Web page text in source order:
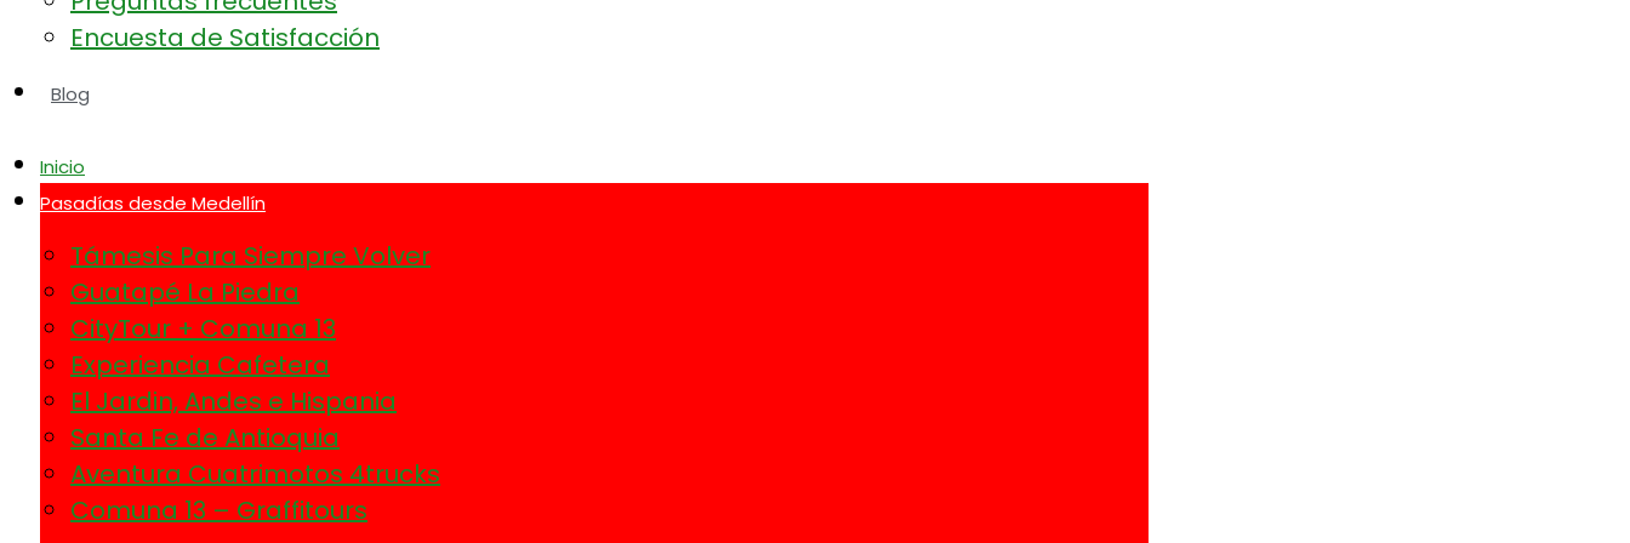
Encuesta de Satisfacción
Blog
Inicio
Pasadías desde Medellín
Támesis Para Siempre Volver
Guatapé La Piedra
CityTour + Comuna 13
Experiencia Cafetera
El Jardin, Andes e Hispania
Santa Fe de Antioquia
Aventura Cuatrimotos 4trucks
Comuna 13 – Graffitours